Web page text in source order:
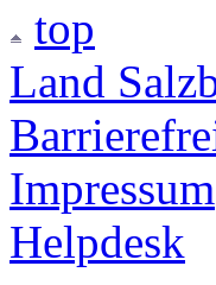
top
Land
Impressum
Helpdesk